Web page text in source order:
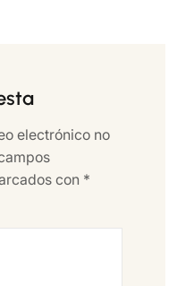
electrónico no
con *